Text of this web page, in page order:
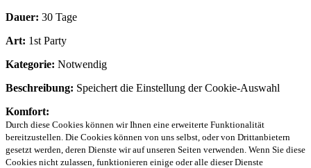
Dauer: 30 Tage
Art: 1st Party
Kategorie: Notwendig
Beschreibung: Speichert die Einstellung der Cookie-Auswahl
Komfort:
Durch diese Cookies können wir Ihnen eine erweiterte Funktionalität
bereitzustellen. Die Cookies können von uns selbst, oder von Drittanbietern
gesetzt werden, deren Dienste wir auf unseren Seiten verwenden. Wenn Sie diese
Cookies nicht zulassen, funktionieren einige oder alle dieser Dienste